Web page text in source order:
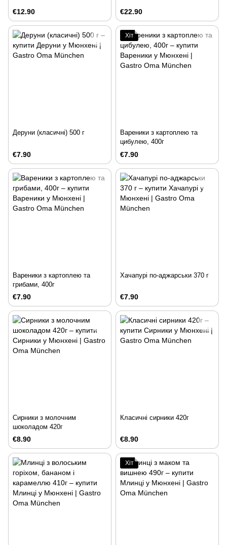
€12.90 €22.90
Деруни (класичні) 500 г
€7.90
Хіт
Вареники з картоплею та
цибулею, 400г
€7.90
Вареники з картоплею та
грибами, 400г
€7.90
Хачапурі по-аджарськи 370 г
€7.90
Сирники з молочним
шоколадом 420г
€8.90
Класичні сирники 420г
€8.90
Хіт